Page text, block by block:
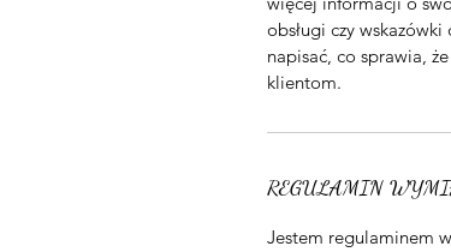
obsługi czy
napisać, co sprawia,
klientom.
REGULAMIN
Jestem regulaminem